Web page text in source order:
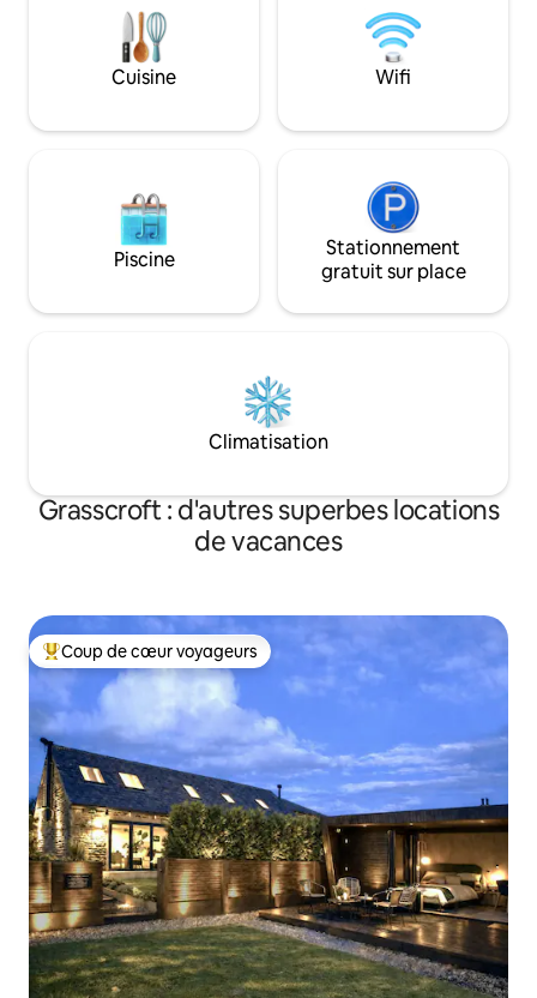
avec salle de bains privative, une petite
chambre double avec une salle de bains
commune en face. Une cuisine
américaine massive, combinant un salon
double.
indépendante,
d'un superbe
comprend deux
de bains
Cuisine Wifi
Piscine
Stationnement
gratuit sur place
Climatisation
Grasscroft : d'autres superbes locations
de vacances
Coups de cœur voyageurs les plus appréciés
Coup de cœur voyageurs